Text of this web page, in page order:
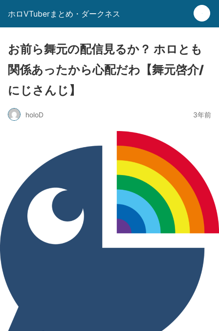
ホロVTuberまとめ・ダークネス
お前ら舞元の配信見るか？ ホロとも
関係あったから心配だわ【舞元啓介/
にじさんじ】
holoD 3年前